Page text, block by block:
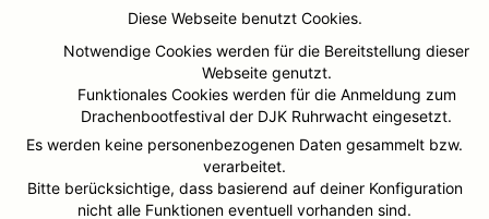
Auf der Internetseite der Stadt Mülheim an der Ruhr findet man
eine Übersichtliste der Corona-Schnelltestzentren.
Am Festivalgelände selbst gibt es kein Testzentrum.
https://www1.muelheim-
ruhr.de/coronavirus/teststellen_fuer_kostenlose_schnelltests/231559
Ab 7 Uhr beginnt die Einlasskontrolle an beiden Tagen.
Die Teams werden gebeten bis 9 Uhr sich an der Einlasskontrolle
Diese Webseite benutzt Cookies.
Notwendige Cookies werden für die Bereitstellung dieser
Webseite genutzt.
Funktionales Cookies werden für die Anmeldung zum
Drachenbootfestival der DJK Ruhrwacht eingesetzt.
Es werden keine personenbezogenen Daten gesammelt bzw.
verarbeitet.
Bitte berücksichtige, dass basierend auf deiner Konfiguration
nicht alle Funktionen eventuell vorhanden sind.